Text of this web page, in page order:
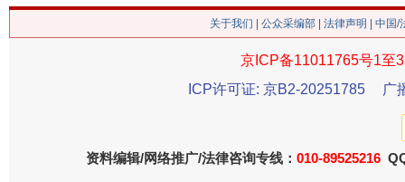
关于我们 公众采编部 法律声明 | 中国
京ICP备11011765号1至
ICP许可证: 京B2-20251785
广
资料编辑/网络推广/法律咨询专线： 010-89525216